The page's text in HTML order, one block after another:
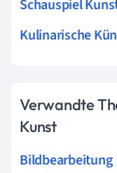
Schauspiel
Kulinarische
Verwandte
Kunst
Bildbearbeitung